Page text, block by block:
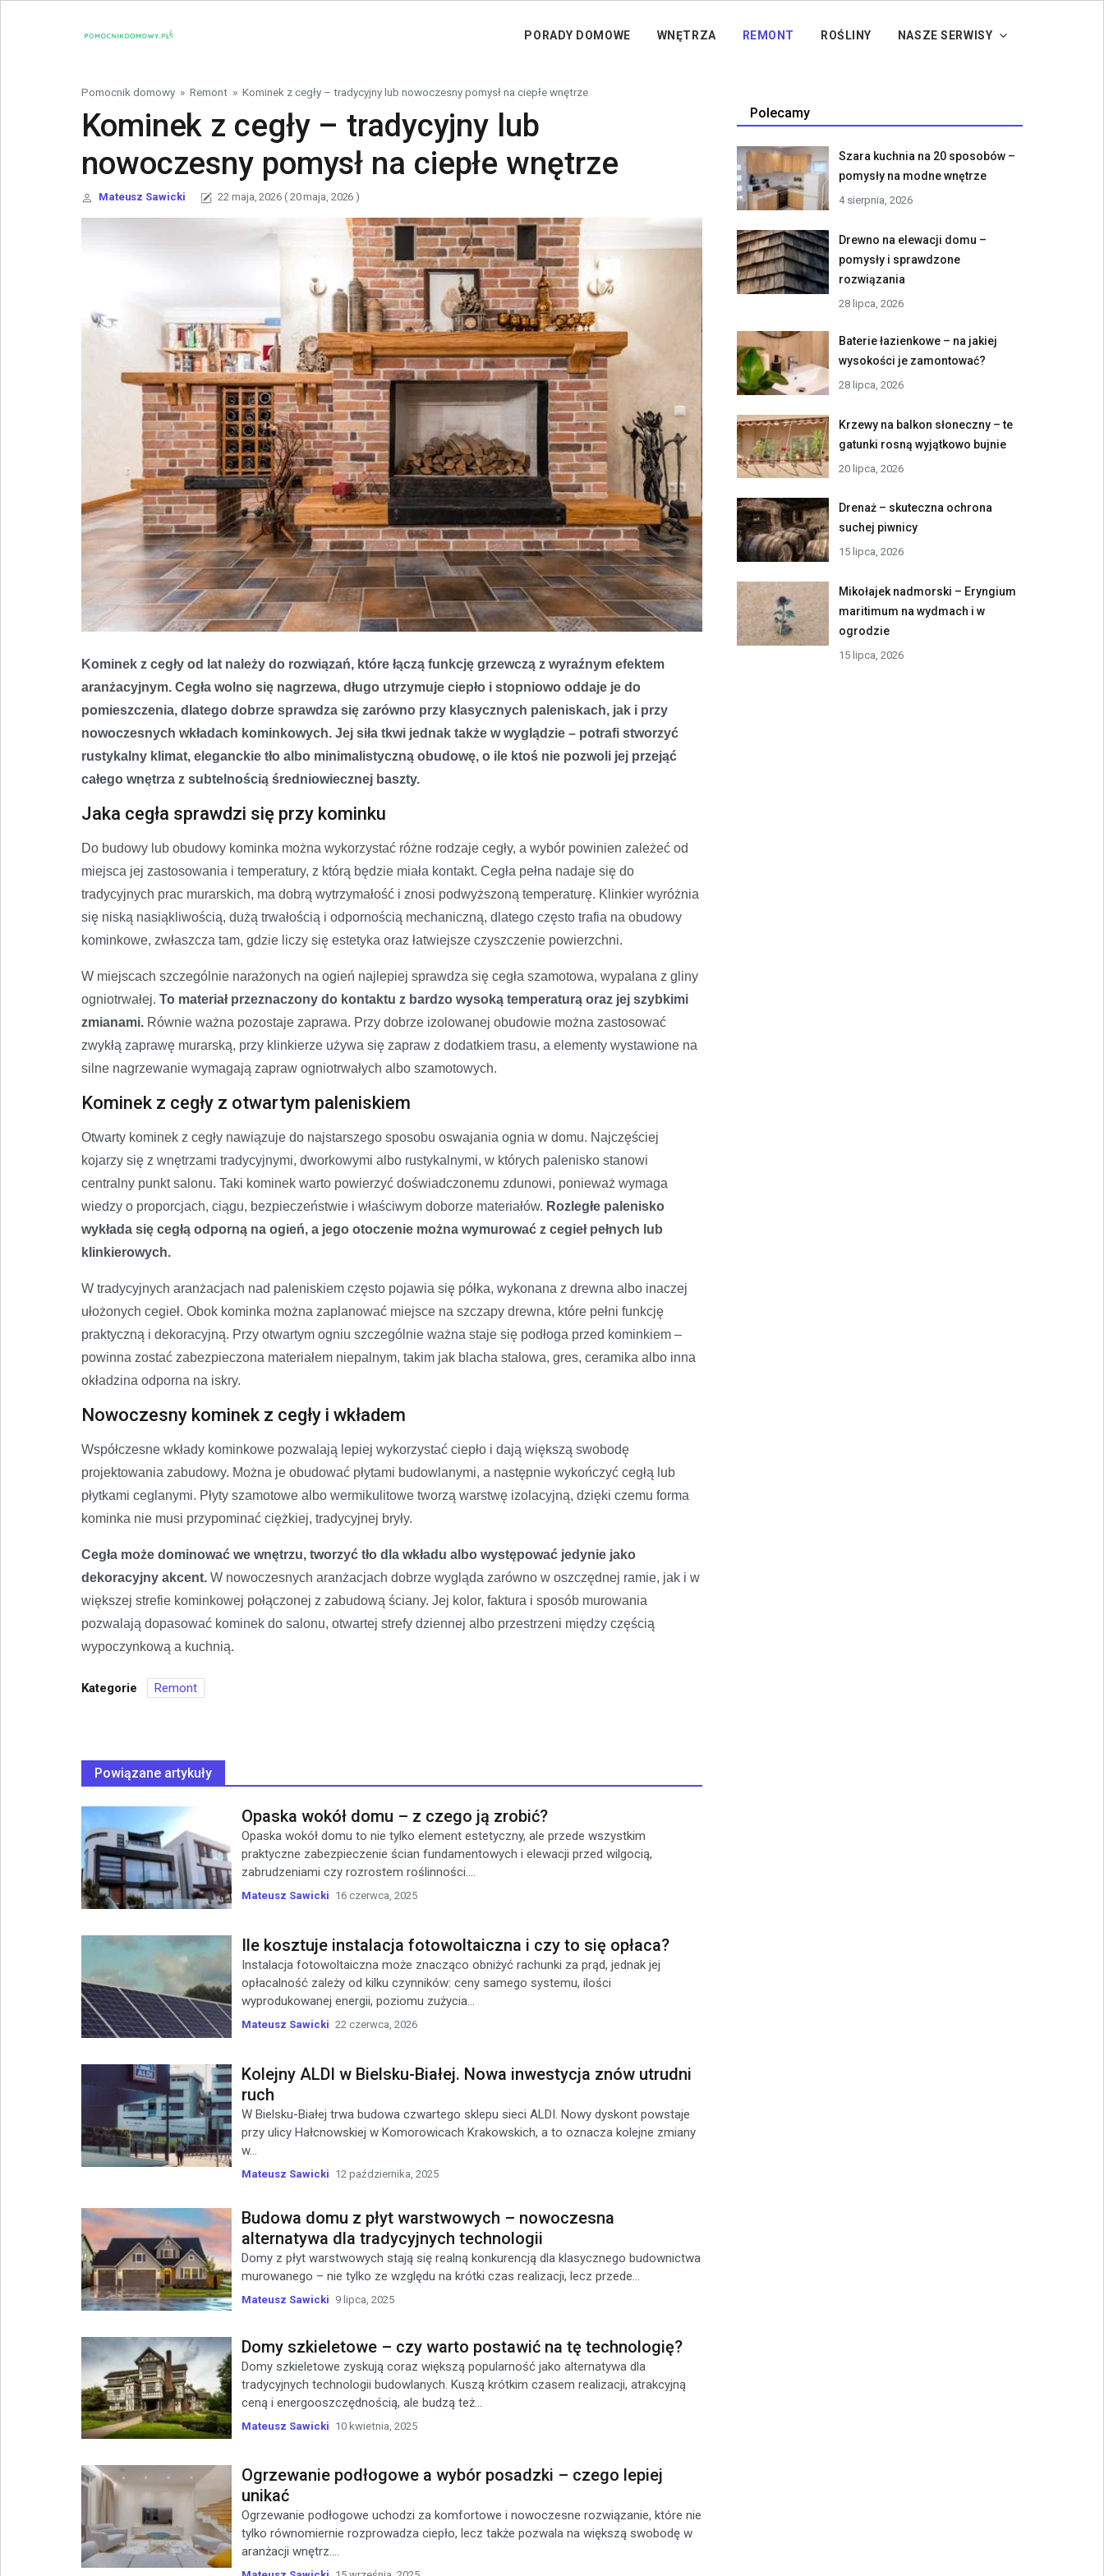
PORADY DOMOWE WNĘTRZA REMONT ROŚLINY NASZE SERWISY
Pomocnik domowy » Remont » Kominek z cegły – tradycyjny lub nowoczesny pomysł na ciepłe wnętrze
Kominek z cegły – tradycyjny lub
nowoczesny pomysł na ciepłe wnętrze
Mateusz Sawicki 22 maja, 2026 ( 20 maja, 2026 )
Kominek z cegły od lat należy do rozwiązań, które łączą funkcję grzewczą z wyraźnym efektem
aranżacyjnym. Cegła wolno się nagrzewa, długo utrzymuje ciepło i stopniowo oddaje je do
pomieszczenia, dlatego dobrze sprawdza się zarówno przy klasycznych paleniskach, jak i przy
nowoczesnych wkładach kominkowych. Jej siła tkwi jednak także w wyglądzie – potrafi stworzyć
rustykalny klimat, eleganckie tło albo minimalistyczną obudowę, o ile ktoś nie pozwoli jej przejąć
całego wnętrza z subtelnością średniowiecznej baszty.
Jaka cegła sprawdzi się przy kominku
Do budowy lub obudowy kominka można wykorzystać różne rodzaje cegły, a wybór powinien zależeć od
miejsca jej zastosowania i temperatury, z którą będzie miała kontakt. Cegła pełna nadaje się do
tradycyjnych prac murarskich, ma dobrą wytrzymałość i znosi podwyższoną temperaturę. Klinkier wyróżnia
się niską nasiąkliwością, dużą trwałością i odpornością mechaniczną, dlatego często trafia na obudowy
kominkowe, zwłaszcza tam, gdzie liczy się estetyka oraz łatwiejsze czyszczenie powierzchni.
W miejscach szczególnie narażonych na ogień najlepiej sprawdza się cegła szamotowa, wypalana z gliny
ogniotrwałej. To materiał przeznaczony do kontaktu z bardzo wysoką temperaturą oraz jej szybkimi
zmianami. Równie ważna pozostaje zaprawa. Przy dobrze izolowanej obudowie można zastosować
zwykłą zaprawę murarską, przy klinkierze używa się zapraw z dodatkiem trasu, a elementy wystawione na
silne nagrzewanie wymagają zapraw ogniotrwałych albo szamotowych.
Kominek z cegły z otwartym paleniskiem
Otwarty kominek z cegły nawiązuje do najstarszego sposobu oswajania ognia w domu. Najczęściej
kojarzy się z wnętrzami tradycyjnymi, dworkowymi albo rustykalnymi, w których palenisko stanowi
centralny punkt salonu. Taki kominek warto powierzyć doświadczonemu zdunowi, ponieważ wymaga
wiedzy o proporcjach, ciągu, bezpieczeństwie i właściwym doborze materiałów. Rozległe palenisko
wykłada się cegłą odporną na ogień, a jego otoczenie można wymurować z cegieł pełnych lub
klinkierowych.
W tradycyjnych aranżacjach nad paleniskiem często pojawia się półka, wykonana z drewna albo inaczej
ułożonych cegieł. Obok kominka można zaplanować miejsce na szczapy drewna, które pełni funkcję
praktyczną i dekoracyjną. Przy otwartym ogniu szczególnie ważna staje się podłoga przed kominkiem –
powinna zostać zabezpieczona materiałem niepalnym, takim jak blacha stalowa, gres, ceramika albo inna
okładzina odporna na iskry.
Nowoczesny kominek z cegły i wkładem
Współczesne wkłady kominkowe pozwalają lepiej wykorzystać ciepło i dają większą swobodę
projektowania zabudowy. Można je obudować płytami budowlanymi, a następnie wykończyć cegłą lub
płytkami ceglanymi. Płyty szamotowe albo wermikulitowe tworzą warstwę izolacyjną, dzięki czemu forma
kominka nie musi przypominać ciężkiej, tradycyjnej bryły.
Cegła może dominować we wnętrzu, tworzyć tło dla wkładu albo występować jedynie jako
dekoracyjny akcent. W nowoczesnych aranżacjach dobrze wygląda zarówno w oszczędnej ramie, jak i w
większej strefie kominkowej połączonej z zabudową ściany. Jej kolor, faktura i sposób murowania
pozwalają dopasować kominek do salonu, otwartej strefy dziennej albo przestrzeni między częścią
wypoczynkową a kuchnią.
Kategorie Remont
Powiązane artykuły
Opaska wokół domu – z czego ją zrobić?
Opaska wokół domu to nie tylko element estetyczny, ale przede wszystkim
praktyczne zabezpieczenie ścian fundamentowych i elewacji przed wilgocią,
zabrudzeniami czy rozrostem roślinności....
Mateusz Sawicki 16 czerwca, 2025
Ile kosztuje instalacja fotowoltaiczna i czy to się opłaca?
Instalacja fotowoltaiczna może znacząco obniżyć rachunki za prąd, jednak jej
opłacalność zależy od kilku czynników: ceny samego systemu, ilości
wyprodukowanej energii, poziomu zużycia...
Mateusz Sawicki 22 czerwca, 2026
Kolejny ALDI w Bielsku-Białej. Nowa inwestycja znów utrudni
ruch
W Bielsku-Białej trwa budowa czwartego sklepu sieci ALDI. Nowy dyskont powstaje
przy ulicy Hałcnowskiej w Komorowicach Krakowskich, a to oznacza kolejne zmiany
w...
Mateusz Sawicki 12 października, 2025
Budowa domu z płyt warstwowych – nowoczesna
alternatywa dla tradycyjnych technologii
Domy z płyt warstwowych stają się realną konkurencją dla klasycznego budownictwa
murowanego – nie tylko ze względu na krótki czas realizacji, lecz przede...
Mateusz Sawicki 9 lipca, 2025
Domy szkieletowe – czy warto postawić na tę technologię?
Domy szkieletowe zyskują coraz większą popularność jako alternatywa dla
tradycyjnych technologii budowlanych. Kuszą krótkim czasem realizacji, atrakcyjną
ceną i energooszczędnością, ale budzą też...
Mateusz Sawicki 10 kwietnia, 2025
Ogrzewanie podłogowe a wybór posadzki – czego lepiej
unikać
Ogrzewanie podłogowe uchodzi za komfortowe i nowoczesne rozwiązanie, które nie
tylko równomiernie rozprowadza ciepło, lecz także pozwala na większą swobodę w
aranżacji wnętrz....
Polecamy
Szara kuchnia na 20 sposobów –
pomysły na modne wnętrze
4 sierpnia, 2026
Drewno na elewacji domu –
pomysły i sprawdzone
rozwiązania
28 lipca, 2026
Baterie łazienkowe – na jakiej
wysokości je zamontować?
28 lipca, 2026
Krzewy na balkon słoneczny – te
gatunki rosną wyjątkowo bujnie
20 lipca, 2026
Drenaż – skuteczna ochrona
suchej piwnicy
15 lipca, 2026
Mikołajek nadmorski – Eryngium
maritimum na wydmach i w
ogrodzie
15 lipca, 2026